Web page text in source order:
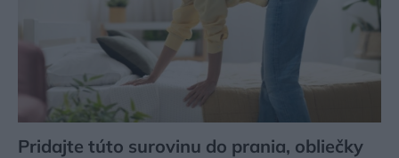
Pridajte túto surovinu do prania, obliečky